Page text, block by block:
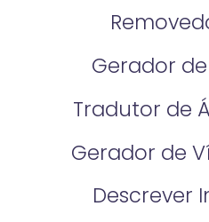
Gerador
Tradutor de
Gerador de
Descrever